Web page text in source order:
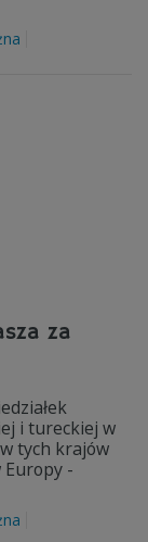
za
i tureckiej w
tych krajów
-